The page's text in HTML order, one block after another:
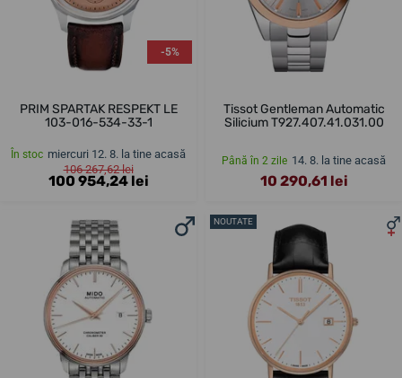
-5%
PRIM SPARTAK RESPEKT LE
103-016-534-33-1
În stoc miercuri 12. 8. la tine acasă
106 267,62 lei
100 954,24 lei
Tissot Gentleman Automatic
Silicium T927.407.41.031.00
Până în 2 zile 14. 8. la tine acasă
10 290,61 lei
NOUTATE